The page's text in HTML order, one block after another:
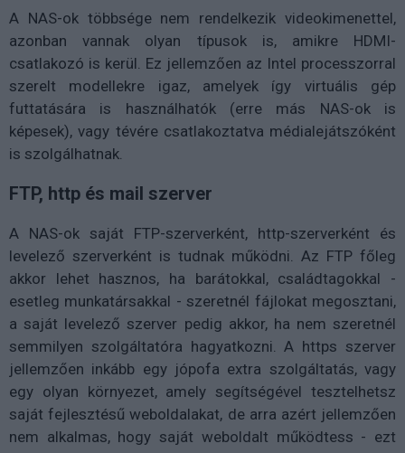
A NAS-ok többsége nem rendelkezik videokimenettel,
azonban vannak olyan típusok is, amikre HDMI-
csatlakozó is kerül. Ez jellemzően az Intel processzorral
szerelt modellekre igaz, amelyek így virtuális gép
futtatására is használhatók (erre más NAS-ok is
képesek), vagy tévére csatlakoztatva médialejátszóként
is szolgálhatnak.
FTP, http és mail szerver
A NAS-ok saját FTP-szerverként, http-szerverként és
levelező szerverként is tudnak működni. Az FTP főleg
akkor lehet hasznos, ha barátokkal, családtagokkal -
esetleg munkatársakkal - szeretnél fájlokat megosztani,
a saját levelező szerver pedig akkor, ha nem szeretnél
semmilyen szolgáltatóra hagyatkozni. A https szerver
jellemzően inkább egy jópofa extra szolgáltatás, vagy
egy olyan környezet, amely segítségével tesztelhetsz
saját fejlesztésű weboldalakat, de arra azért jellemzően
nem alkalmas, hogy saját weboldalt működtess - ezt